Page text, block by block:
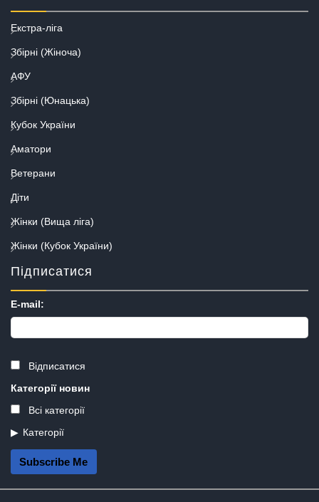
Екстра-ліга
Збірні (Жіноча)
АФУ
Збірні (Юнацька)
Кубок України
Аматори
Ветерани
Діти
Жінки (Вища ліга)
Жінки (Кубок України)
Підписатися
E-mail:
Відписатися
Категорії новин
Всі категорії
Категорії
Subscribe Me